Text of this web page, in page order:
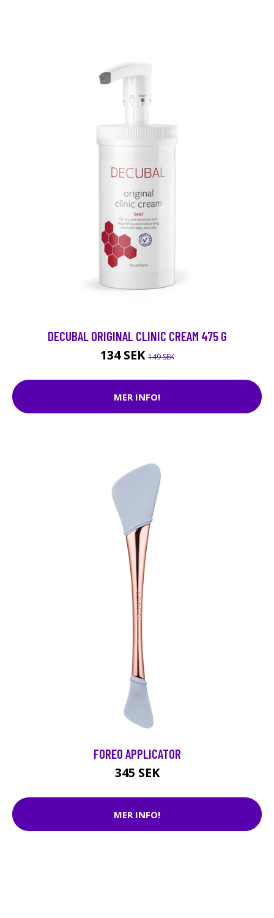
DECUBAL ORIGINAL CLINIC CREAM 475 G
134 SEK149 SEK
MER INFO!
FOREO APPLICATOR
345 SEK
MER INFO!